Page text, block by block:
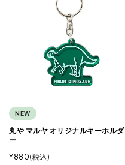
NEW
丸や マルヤ オリジナルキーホルダ
ー
¥880 税込